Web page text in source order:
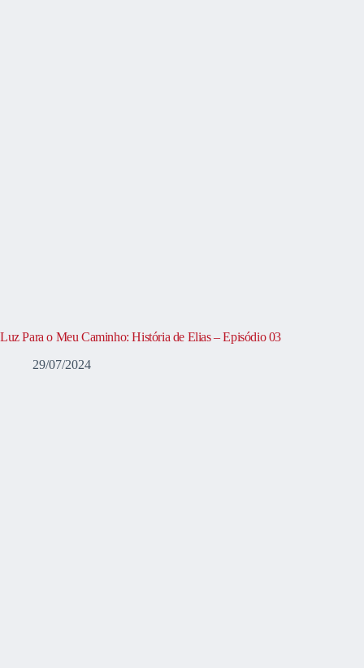
Luz Para o Meu Caminho: História de Elias – Episódio 03
29/07/2024